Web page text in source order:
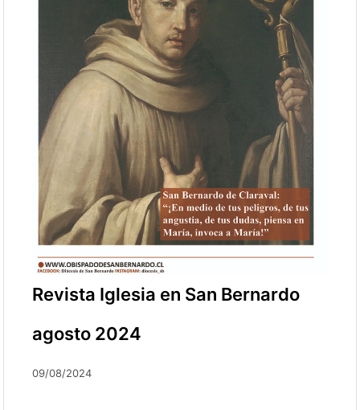
Revista Iglesia en San Bernardo
agosto 2024
09/08/2024